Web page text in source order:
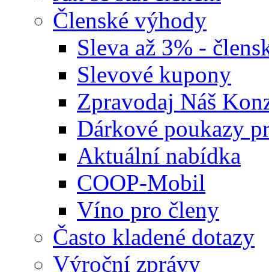
Členské výhody
Sleva až 3% -
Slevové kupony
Zpravodaj Náš
Dárkové poukazy
Aktuální nabídka
COOP-Mobil
Víno pro členy
Často kladené dotazy
Výroční zprávy